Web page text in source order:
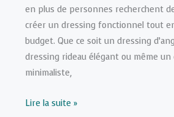
en plus de personnes recherchent
créer un dressing fonctionnel tout
budget. Que ce soit un dressing
dressing rideau élégant ou même
minimaliste,
Guide
Lire la suite »